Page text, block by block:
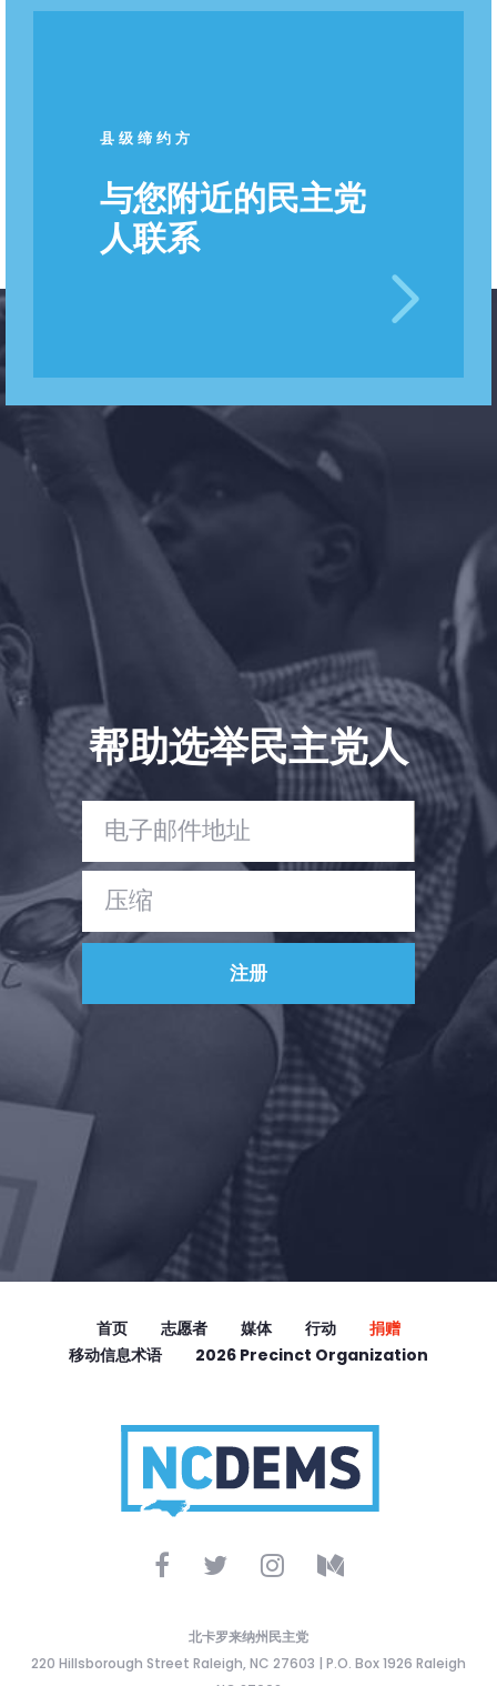
县级缔约方
与您附近的民主党
人联系
帮助选举民主党人
首页 志愿者 媒体 行动
捐赠
移动信息术语
2026 Precinct Organization
北卡罗来纳州民主党
220 Hillsborough Street Raleigh, NC 27603 | P.O. Box 1926 Raleigh